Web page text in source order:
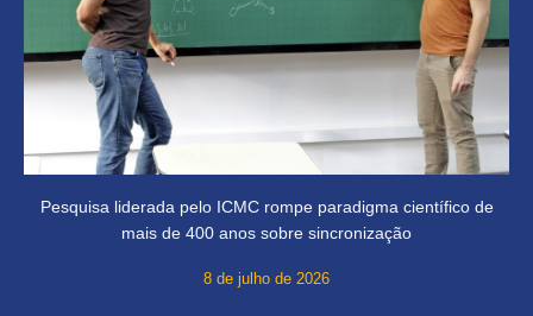
Pesquisa liderada pelo ICMC rompe paradigma científico de
mais de 400 anos sobre sincronização
8 de julho de 2026